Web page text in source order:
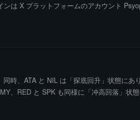
は X プラットフォームのアカウント
り、実際の価値や用途はないため、投資
、ATA と NIL は「探底回升」状態に
、RED と SPK も同様に「冲高回落」状